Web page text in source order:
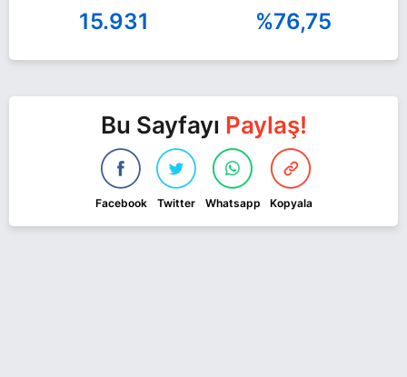
15.931 %76,75
Bu Sayfayı Paylaş!
Facebook Twitter Whatsapp Kopyala